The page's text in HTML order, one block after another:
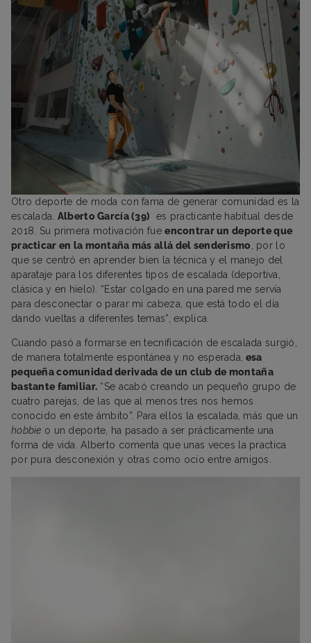
Otro deporte de moda con fama de generar comunidad es la
escalada. Alberto García (39) es practicante habitual desde
2018. Su primera motivación fueencontrar un deporte que
practicar en la montaña más allá del senderismo , por lo
que se centró en aprender bien la técnica y el manejo del
aparataje para los diferentes tipos de escalada (deportiva,
clásica y en hielo). “Estar colgado en una pared me servía
para desconectar o parar mi cabeza, que está todo el día
dando vueltas a diferentes temas”, explica.
Cuando pasó a formarse en tecnificación de escalada surgió,
de manera totalmente espontánea y no esperada, esa
pequeña comunidad derivada de un club de montaña
bastante familiar. “Se acabó creando un pequeño grupo de
cuatro parejas, de las que al menos tres nos hemos
conocido en este ámbito”. Para ellos la escalada, más que un
hobbie o un deporte, ha pasado a ser prácticamente una
forma de vida. Alberto comenta que unas veces la practica
por pura desconexión y otras como ocio entre amigos.